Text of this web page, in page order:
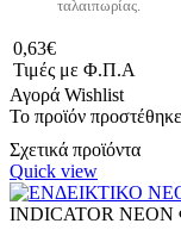
ταλαιπωρίας.
0,63€
Τιμές με Φ.Π.Α
Αγορά Wishlist
Το προϊόν
Σχετικά προϊόντα
Quick view
INDICATOR